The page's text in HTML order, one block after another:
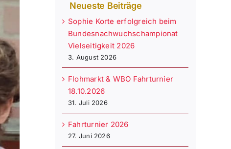
Neueste Beiträge
Sophie Korte erfolgreich beim
Bundesnachwuchschampionat
Vielseitigkeit 2026
3. August 2026
Flohmarkt & WBO Fahrturnier
18.10.2026
31. Juli 2026
Fahrturnier 2026
27. Juni 2026